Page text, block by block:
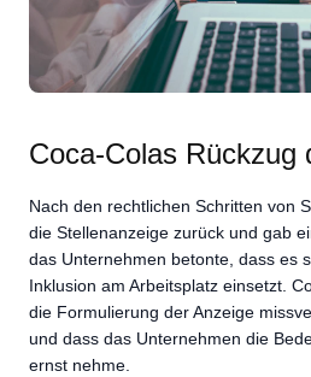
Coca-Colas Rückzug
Nach den rechtlichen Schritten von
die Stellenanzeige zurück und gab
das Unternehmen betonte, dass es
Inklusion am Arbeitsplatz einsetzt.
die Formulierung der Anzeige
und dass das Unternehmen die
ernst nehme.